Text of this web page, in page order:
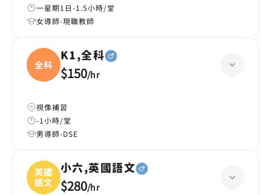
一星期1日-1.5小時/堂
女導師-現職教師
全科
K1,全科
$150/hr
視像補習
-1小時/堂
男導師-DSE
英國
語文
小六,英國語文
$280/hr